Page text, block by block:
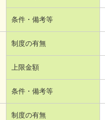
条件・備考等
制度の有無
上限金額
条件・備考等
制度の有無